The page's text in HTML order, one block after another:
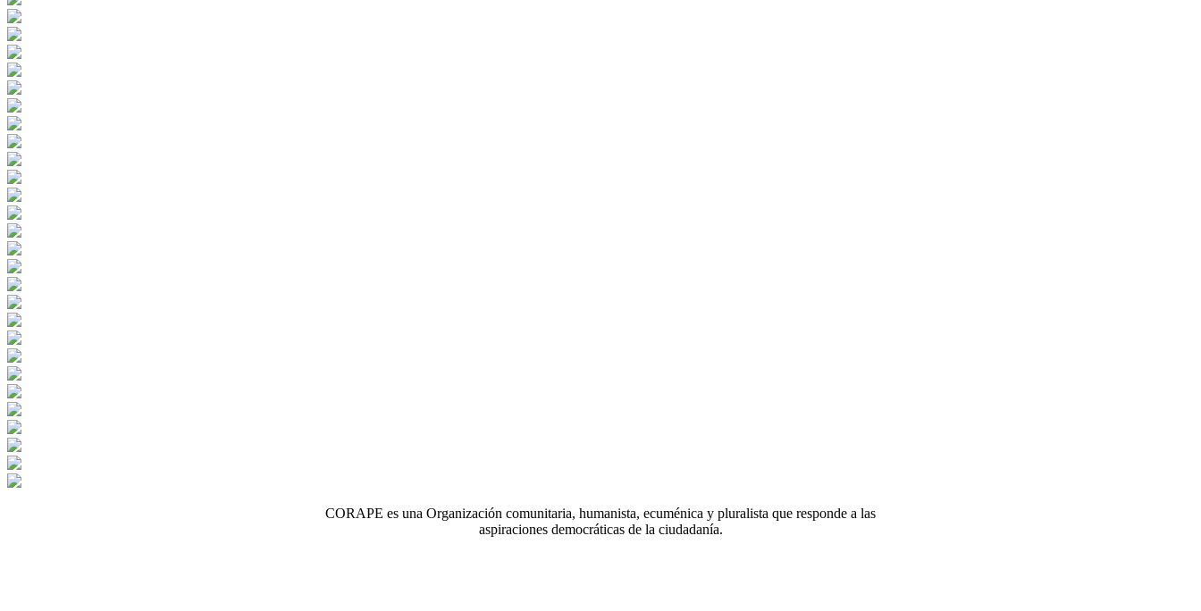
CORAPE es una Organización comunitaria, humanista, ecuménica y pluralista que responde a las
aspiraciones democráticas de la ciudadanía.